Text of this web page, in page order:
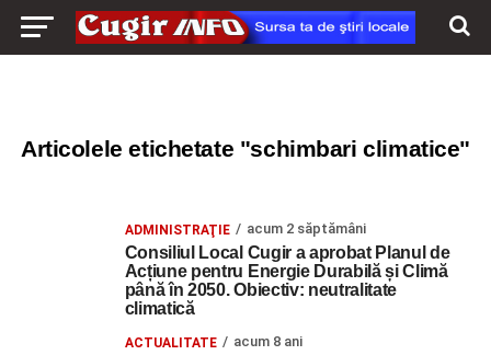
Articolele etichetate "schimbari climatice"
ADMINISTRAŢIE acum 2 săptămâni
Consiliul Local Cugir a aprobat Planul de
Acțiune pentru Energie Durabilă și Climă
până în 2050. Obiectiv: neutralitate
climatică
ACTUALITATE acum 8 ani